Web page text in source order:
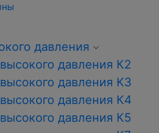
давления
давления К2
давления K3
давления К4
давления К5